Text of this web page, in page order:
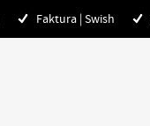
Faktura | Swish